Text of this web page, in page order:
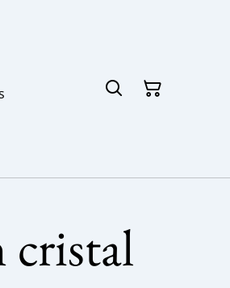
cristal